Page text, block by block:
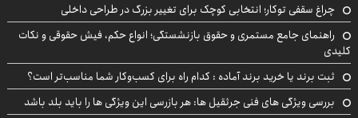
چراغ سقفی توکار؛ انتخابی کوچک برای تغییر بزرگ در طراحی داخلی
راهنمای جامع مستمری و حقوق بازنشستگی؛ انواع حکم، فیش حقوقی و نکات
کلیدی
ثبت برند یا خرید برند آماده : کدام راه برای کسب‌وکار شما مناسب‌تر است؟
بررسی ویژگی های فنی جرثقیل ها: هر بازرسی این ویژگی ها را باید بلد باشد